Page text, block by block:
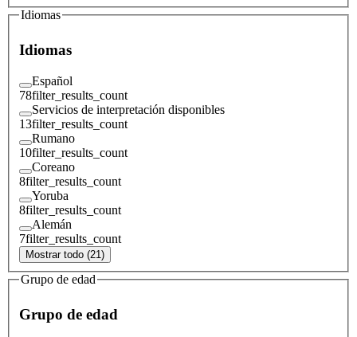
Idiomas
Idiomas
Español
78filter_results_count
Servicios de interpretación disponibles
13filter_results_count
Rumano
10filter_results_count
Coreano
8filter_results_count
Yoruba
8filter_results_count
Alemán
7filter_results_count
Mostrar todo (21)
Grupo de edad
Grupo de edad